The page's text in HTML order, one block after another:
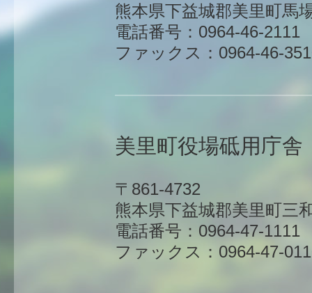
熊本県下益城郡美里町馬
電話番号：0964-46-2111
ファックス：0964-46-
美里町役場砥用庁舎
〒861-4732
熊本県下益城郡美里町三
電話番号：0964-47-1111
ファックス：0964-47-